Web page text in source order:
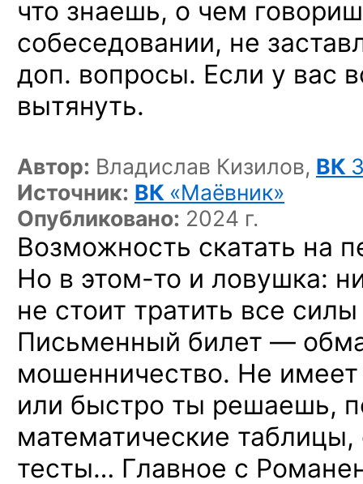
что знаешь, о чем
собеседовании, не
доп. вопросы. Если у вас
вытянуть.
Автор: Владислав Кизилов, ВК
Источник: ВК «Маёвник»
Опубликовано: 2024 г.
Возможность скатать на
Но в этом-то и ловушка:
не стоит тратить все
Письменный билет —
мошенничество. Не
или быстро ты решаешь,
математические
тесты… Главное с